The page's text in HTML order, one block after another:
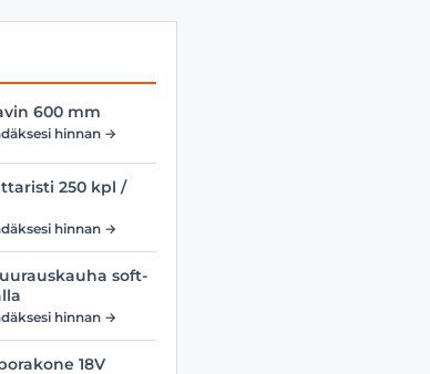
600 mm
hinnan →
250 kpl /
hinnan →
soft-
hinnan →
18V